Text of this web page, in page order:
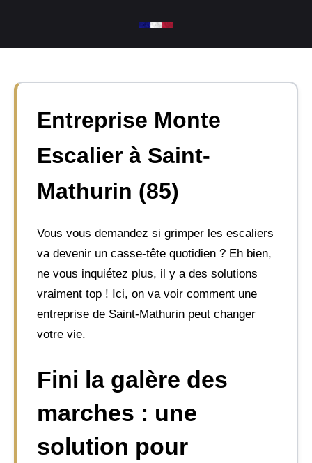
contenu
Entreprise Monte
Escalier à Saint-
Mathurin (85)
Vous vous demandez si grimper les escaliers
va devenir un casse-tête quotidien ? Eh bien,
ne vous inquiétez plus, il y a des solutions
vraiment top ! Ici, on va voir comment une
entreprise de Saint-Mathurin peut changer
votre vie.
Fini la galère des
marches : une
solution pour